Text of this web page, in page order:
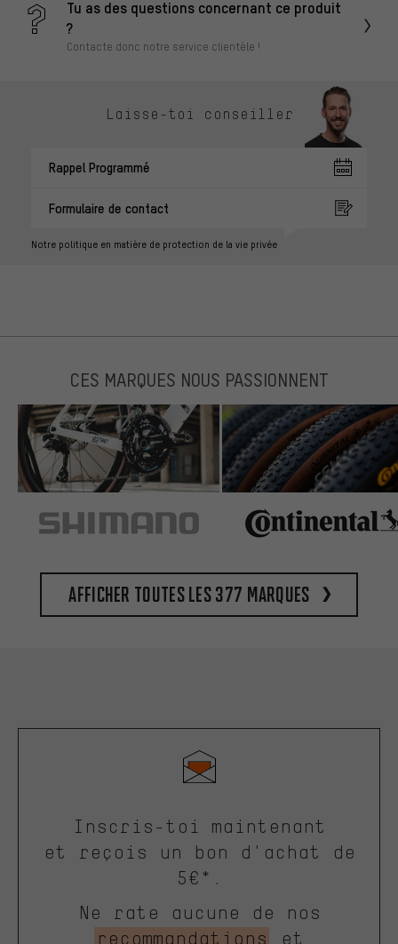
Tu as des questions concernant ce produit
?
Contacte donc notre service clientèle !
Laisse-toi conseiller
Rappel Programmé
Formulaire de contact
Notre politique en matière de protection de la vie privée
CES MARQUES NOUS PASSIONNENT
Afficher toutes les 377 marques
Inscris-toi maintenant
et reçois un bon d'achat de
5€*.
Ne rate aucune de nos
recommandations
et